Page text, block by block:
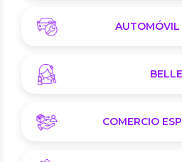
AUTOMÓVIL
COMERCIO